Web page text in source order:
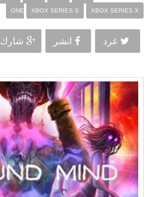
ONE XBOX SERIES S XBOX SERIES X
غرد انشر شارك